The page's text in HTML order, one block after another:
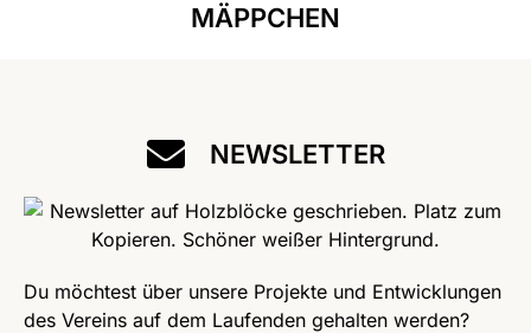
MÄPPCHEN
NEWSLETTER
Du möchtest über unsere Projekte und Entwicklungen
des Vereins auf dem Laufenden gehalten werden?